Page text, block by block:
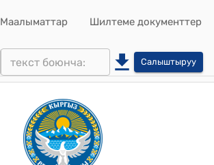
Маалыматтар Шилтеме документтер
Салыштыруу